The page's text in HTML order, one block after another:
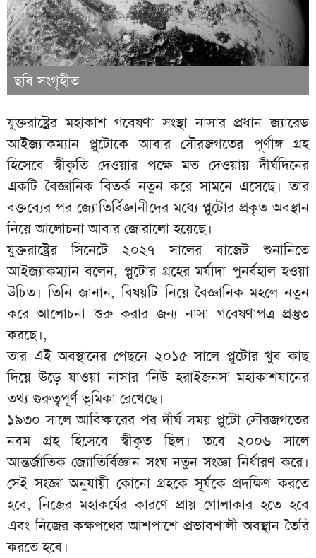
ছবি সংগৃহীত
যুক্তরাষ্ট্রের মহাকাশ গবেষণা সংস্থা নাসার প্রধান জ্যারেড
আইজ্যাকম্যান প্লুটোকে আবার সৌরজগতের পূর্ণাঙ্গ গ্রহ
হিসেবে স্বীকৃতি দেওয়ার পক্ষে মত দেওয়ায় দীর্ঘদিনের
একটি বৈজ্ঞানিক বিতর্ক নতুন করে সামনে এসেছে। তার
বক্তব্যের পর জ্যোতির্বিজ্ঞানীদের মধ্যে প্লুটোর প্রকৃত অবস্থান
নিয়ে আলোচনা আবার জোরালো হয়েছে।
যুক্তরাষ্ট্রের সিনেটে ২০২৭ সালের বাজেট শুনানিতে
আইজ্যাকম্যান বলেন, প্লুটোর গ্রহের মর্যাদা পুনর্বহাল হওয়া
উচিত। তিনি জানান, বিষয়টি নিয়ে বৈজ্ঞানিক মহলে নতুন
করে আলোচনা শুরু করার জন্য নাসা গবেষণাপত্র প্রস্তুত
করছে।,
তার এই অবস্থানের পেছনে ২০১৫ সালে প্লুটোর খুব কাছ
দিয়ে উড়ে যাওয়া নাসার ‘নিউ হরাইজনস’ মহাকাশযানের
তথ্য গুরুত্বপূর্ণ ভূমিকা রেখেছে।
১৯৩০ সালে আবিষ্কারের পর দীর্ঘ সময় প্লুটো সৌরজগতের
নবম গ্রহ হিসেবে স্বীকৃত ছিল। তবে ২০০৬ সালে
আন্তর্জাতিক জ্যোতির্বিজ্ঞান সংঘ নতুন সংজ্ঞা নির্ধারণ করে।
সেই সংজ্ঞা অনুযায়ী কোনো গ্রহকে সূর্যকে প্রদক্ষিণ করতে
হবে, নিজের মহাকর্ষের কারণে প্রায় গোলাকার হতে হবে
এবং নিজের কক্ষপথের আশপাশে প্রভাবশালী অবস্থান তৈরি
করতে হবে।